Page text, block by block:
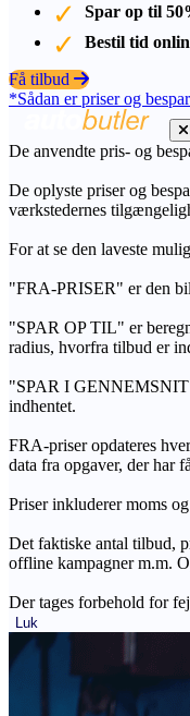
Spar op til
Bestil tid
Få tilbud
*Sådan er priser og
De anvendte pris- og
De oplyste priser og
værkstedernes
For at se den laveste
"FRA-PRISER" er den
"SPAR OP TIL" er
radius, hvorfra tilbud er
"SPAR I GENNEMSNIT"
indhentet.
FRA-priser opdateres
data fra opgaver, der har
Priser inkluderer moms
Det faktiske antal tilbud,
offline kampagner m.m.
Der tages forbehold for
Luk